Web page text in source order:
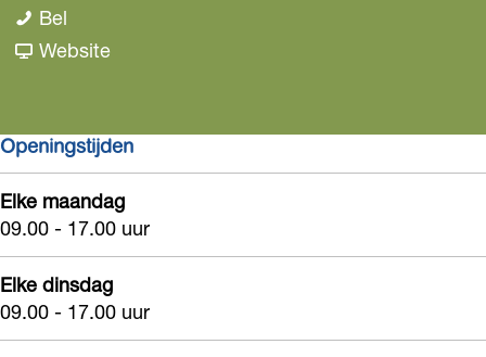
i
i
a
o
l
i
i
e
Bel
o
t
i
e
Websitev
P
o
l
t
i
e
Openingstijden
Elke maandag
09.00 - 17.00 uur
Elke dinsdag
09.00 - 17.00 uur